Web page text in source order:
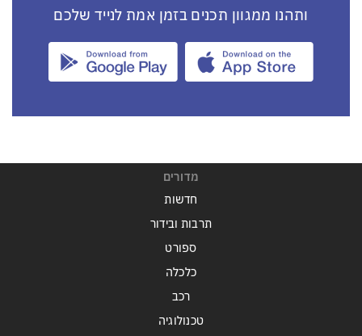
ותהנו ממגוון תכנים בזמן אמת לנייד שלכם
מדורים
חדשות
תרבות ובידור
ספורט
כלכלה
רכב
טכנולוגיה